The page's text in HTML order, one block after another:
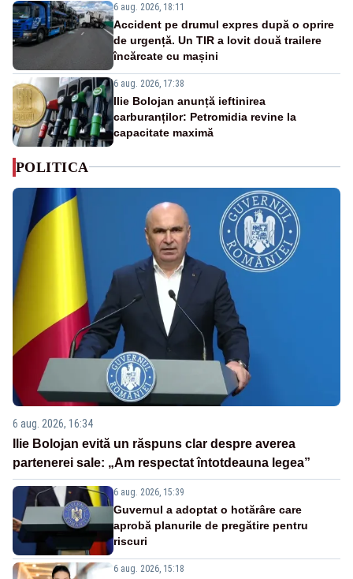
6 aug. 2026, 18:11
Accident pe drumul expres după o oprire
de urgență. Un TIR a lovit două trailere
încărcate cu mașini
6 aug. 2026, 17:38
Ilie Bolojan anunță ieftinirea
carburanților: Petromidia revine la
capacitate maximă
POLITICA
6 aug. 2026, 16:34
Ilie Bolojan evită un răspuns clar despre averea
partenerei sale: „Am respectat întotdeauna legea”
6 aug. 2026, 15:39
Guvernul a adoptat o hotărâre care
aprobă planurile de pregătire pentru
riscuri
6 aug. 2026, 15:18